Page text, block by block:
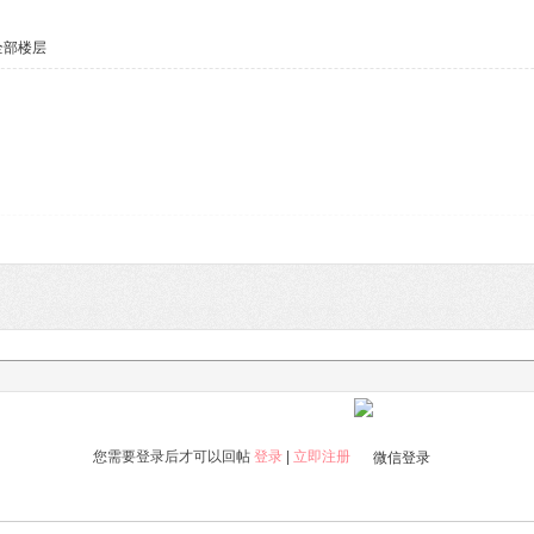
部楼层
您需要登录后才可以回帖 登录 立即注册